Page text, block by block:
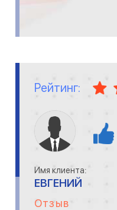
Рейтинг:
Имя клиента:
ЕВГЕНИЙ
Отзыв